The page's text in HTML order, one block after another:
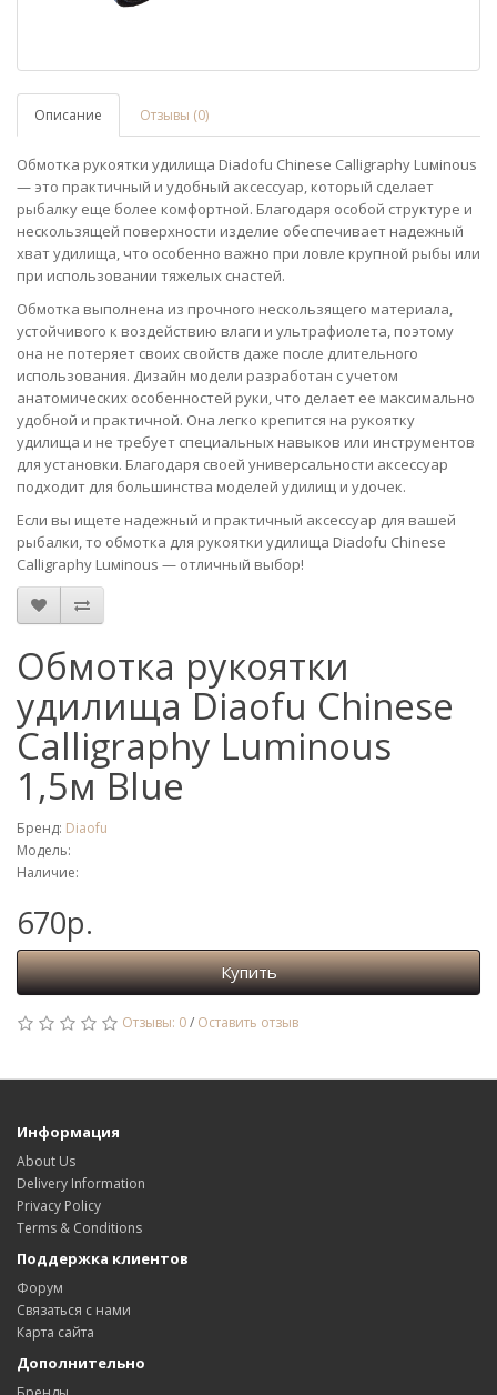
Описание Отзывы (0)
Обмотка рукоятки удилища Diadofu Chinese Calligraphy Luмinous
— это практичный и удобный аксессуар, который сделает
рыбалку еще более комфортной. Благодаря особой структуре и
нескользящей поверхности изделие обеспечивает надежный
хват удилища, что особенно важно при ловле крупной рыбы или
при использовании тяжелых снастей.
Обмотка выполнена из прочного нескользящего материала,
устойчивого к воздействию влаги и ультрафиолета, поэтому
она не потеряет своих свойств даже после длительного
использования. Дизайн модели разработан с учетом
анатомических особенностей руки, что делает ее максимально
удобной и практичной. Она легко крепится на рукоятку
удилища и не требует специальных навыков или инструментов
для установки. Благодаря своей универсальности аксессуар
подходит для большинства моделей удилищ и удочек.
Если вы ищете надежный и практичный аксессуар для вашей
рыбалки, то обмотка для рукоятки удилища Diadofu Chinese
Calligraphy Luмinous — отличный выбор!
Обмотка рукоятки
удилища Diaofu Chinese
Calligraphy Luminous
1,5м Blue
Бренд: Diaofu
Модель:
Наличие:
670р.
Купить
Отзывы: 0/ Оставить отзыв
Информация
About Us
Delivery Information
Privacy Policy
Terms & Conditions
Поддержка клиентов
Форум
Связаться с нами
Карта сайта
Дополнительно